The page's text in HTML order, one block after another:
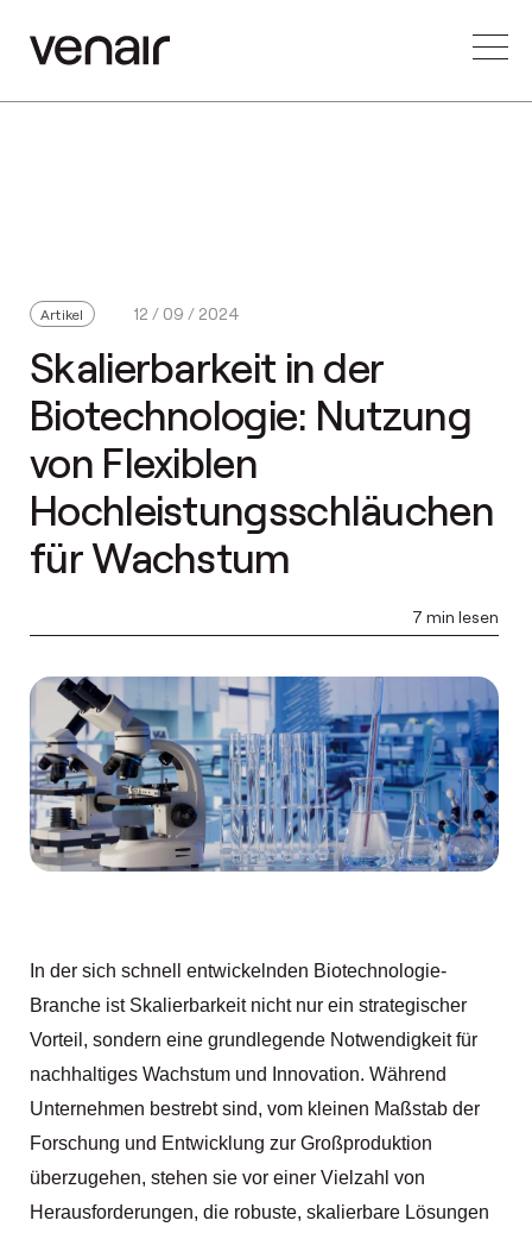
Artikel 12 / 09 / 2024
Skalierbarkeit in der
Biotechnologie: Nutzung
von Flexiblen
Hochleistungsschläuchen
für Wachstum
7 min lesen
In der sich schnell entwickelnden Biotechnologie-
Branche ist Skalierbarkeit nicht nur ein strategischer
Vorteil, sondern eine grundlegende Notwendigkeit für
nachhaltiges Wachstum und Innovation. Während
Unternehmen bestrebt sind, vom kleinen Maßstab der
Forschung und Entwicklung zur Großproduktion
überzugehen, stehen sie vor einer Vielzahl von
Herausforderungen, die robuste, skalierbare Lösungen